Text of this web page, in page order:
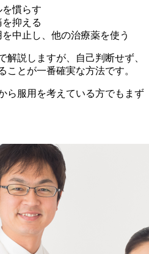
慣らす
抑える
中止し、他の治療薬を使う
解説しますが、自己判断せず、
ことが一番確実な方法です。
ら服用を考えている方でもまず